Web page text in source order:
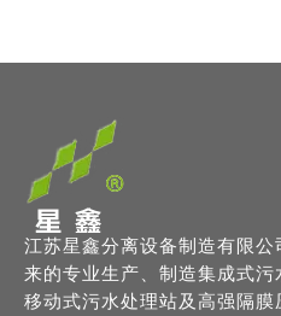
江苏星鑫分离设备制造有限
来的专业生产、制造集成式污
移动式污水处理站及高强隔膜